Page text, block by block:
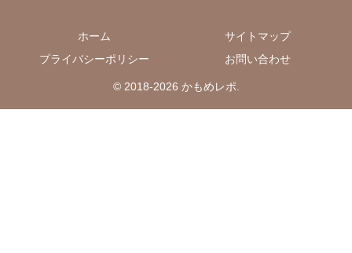
ホーム
サイトマップ
プライバシーポリシー
お問い合わせ
© 2018-2026 かもめレポ.